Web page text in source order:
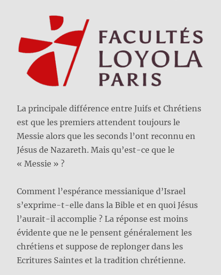
La principale différence entre Juifs et Chrétiens
est que les premiers attendent toujours le
Messie alors que les seconds l’ont reconnu en
Jésus de Nazareth. Mais qu’est-ce que le
« Messie » ?
Comment l’espérance messianique d’Israel
s’exprime-t-elle dans la Bible et en quoi Jésus
l’aurait-il accomplie ? La réponse est moins
évidente que ne le pensent généralement les
chrétiens et suppose de replonger dans les
Ecritures Saintes et la tradition chrétienne.